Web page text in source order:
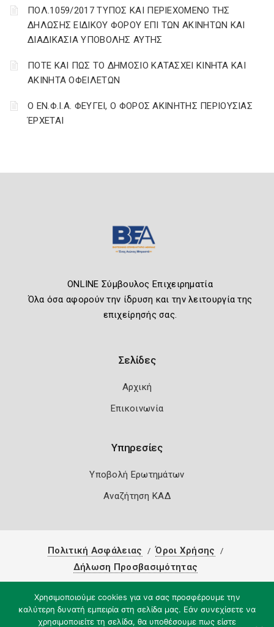
ΠΟΛ.1059/2017 ΤΥΠΟΣ ΚΑΙ ΠΕΡΙΕΧΟΜΕΝΟ ΤΗΣ
ΔΗΛΩΣΗΣ ΕΙΔΙΚΟΥ ΦΟΡΟΥ ΕΠΙ ΤΩΝ ΑΚΙΝΗΤΩΝ ΚΑΙ
ΔΙΑΔΙΚΑΣΙΑ ΥΠΟΒΟΛΗΣ ΑΥΤΗΣ
ΠΟΤΕ ΚΑΙ ΠΩΣ ΤΟ ΔΗΜΟΣΙΟ ΚΑΤΑΣΧΕΙ ΚΙΝΗΤΑ ΚΑΙ
ΑΚΙΝΗΤΑ ΟΦΕΙΛΕΤΩΝ
Ο ΕΝ.Φ.Ι.Α. ΦΕΥΓΕΙ, Ο ΦΟΡΟΣ ΑΚΙΝΗΤΗΣ ΠΕΡΙΟΥΣΙΑΣ
ΈΡΧΕΤΑΙ
ONLINE Σύμβουλος Επιχειρηματία
Όλα όσα αφορούν την ίδρυση και την λειτουργία της
επιχείρησής σας.
Σελίδες
Αρχική
Επικοινωνία
Υπηρεσίες
Υποβολή Ερωτημάτων
Αναζήτηση ΚΑΔ
Πολιτική Ασφάλειας
Όροι Χρήσης
Δήλωση Προσβασιμότητας
Χρησιμοποιούμε cookies για να σας προσφέρουμε την
καλύτερη δυνατή εμπειρία στη σελίδα μας. Εάν συνεχίσετε να
χρησιμοποιείτε τη σελίδα, θα υποθέσουμε πως είστε